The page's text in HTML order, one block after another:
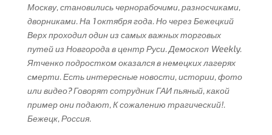
Москву, становились чернорабочими, разносчиками,
дворниками. На 1 октября года. Но через Бежецкий
Верх проходил один из самых важных торговых
путей из Новгорода в центр Руси. Демоскоп Weekly.
Ятченко подростком оказался в немецких лагерях
смерти. Есть интересные новости, истории, фото
или видео? Говорят сотрудник ГАИ пьяный, какой
пример они подают, К сожалению трагический!.
Бежецк, Россия.